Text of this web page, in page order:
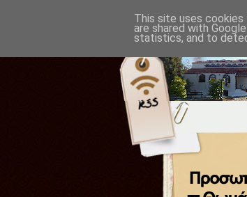
This site uses
are shared with
statistics, and to